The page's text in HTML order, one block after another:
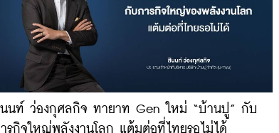
นท์ ว่องกุศลกิจ ทายาท Gen ใหม่ “บ้านปู” กับ
รกิจใหญ่พลังงานโลก แต้มต่อที่ไทยรอไม่ได้